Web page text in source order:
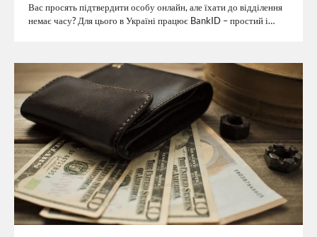
Вас просять підтвердити особу онлайн, але їхати до відділення
немає часу? Для цього в Україні працює BankID – простий і…